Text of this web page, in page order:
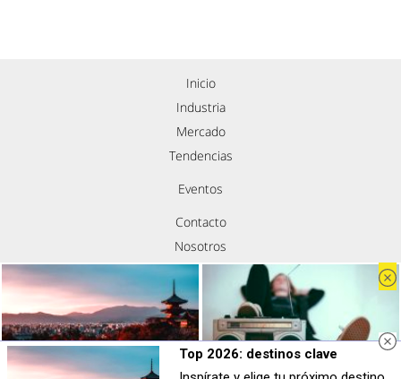
Inicio
Industria
Mercado
Tendencias
Eventos
Contacto
Nosotros
Política de privacidad
Aviso legal
Política de cookies
Síguenos
Top 2026: destinos clave